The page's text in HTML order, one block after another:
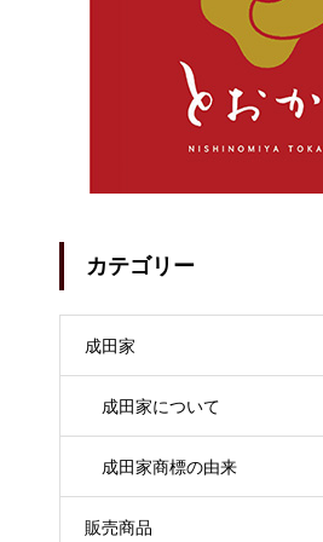
カテゴリー
成田家
成田家について
成田家商標の由来
販売商品